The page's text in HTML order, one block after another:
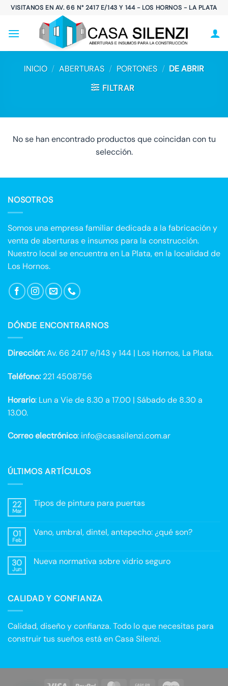
Saltar
contenido
VISITANOS EN AV. 66 N° 2417 E/143 Y 144 - LOS HORNOS - LA PLATA
INICIO / ABERTURAS / PORTONES / DE ABRIR
FILTRAR
No se han encontrado productos que coincidan con tu
selección.
NOSOTROS
Somos una empresa familiar dedicada a la fabricación y
venta de aberturas e insumos para la construcción.
Nuestro local se encuentra en La Plata, en la localidad de
Los Hornos.
DÓNDE ENCONTRARNOS
Dirección:Av. 66 2417 e/143 y 144 | Los Hornos, La Plata.
Teléfono: 221 4508756
Horario: Lun a Vie de 8.30 a 17.00 | Sábado de 8.30 a
13.00.
Correo electrónico: info@casasilenzi.com.ar
ÚLTIMOS ARTÍCULOS
22
Mar
Tipos de pintura para puertas
en
para
puertas
01
Feb
Vano, umbral, dintel, antepecho: ¿qué son?
en
¿qué
son?
30
Jun
Nueva normativa sobre vidrio seguro
Nueva
normativa
seguro
CALIDAD Y CONFIANZA
Calidad, diseño y confianza. Todo lo que necesitas para
construir tus sueños está en Casa Silenzi.